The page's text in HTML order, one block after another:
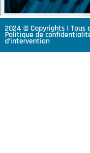
2024 © Copyrights | Tous
Politique de
d’intervention